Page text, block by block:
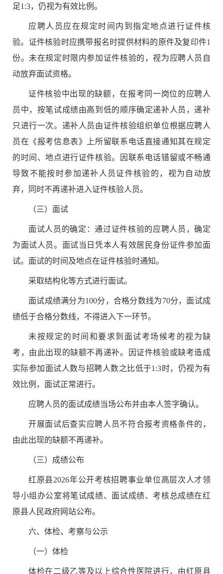
足1:3，仍视为有效比例。
应聘人员应在规定时间内到指定地点进行证件核
验。 证件核验时应携带报名时提供材料的原件及复印件1
份。未在规定时限内参加证件核验的，视为应聘人员 自
动放弃面试资格。
证件核验中出现的缺额，在报考同一岗位的应聘人
员中，按笔试成绩由高到低的顺序确定递补人员，递补
只进行一次。递补人员由证件核验组织单位根据应聘人
员在《报考信息表》上所留联系电话直接通知其在规定
的时间、地点进行证件核验。
因联系电话错留或不畅通
导致不能按时参加递补人员证件核验的，视为自 动放
弃，同时不再递补进入证件核验人员。
（三） 面试
面试人员的确定：通过证件核验的应聘人员，确定
为面试人员。面试当日凭本人有效居民身份证件参加面
试。面试的时间及地点在证件核验时通知。
采取结构化等方式进行面试。
面试成绩满分为100分，合格分数线为70分，面试成
绩低于合格分数线，不得进入下一环节。
未按规定的时间和要求到 面试考场候考的视为缺
考，由此出现的缺额不再递补。因证件核验或缺考造成
实际参加面试人数与招聘人数之比低于1:3时，仍视为有
效比例，面试正常进行。
应聘人员的面试成绩当场公布并由本人签字确认。
开展面试后查实应聘人员不符合报考资格条件的，
由此出现的缺额不再递补。
（三）成绩公布
红原县2026年公开考核招聘事业单位高层次人才领
导小组办公室将笔试成绩、面试成绩、考核总成绩在红
原县人民政府网站公布。
六、体检、 考察与公示
（一）体检
体检在二级乙等及以上综合性医院进行，由红原县